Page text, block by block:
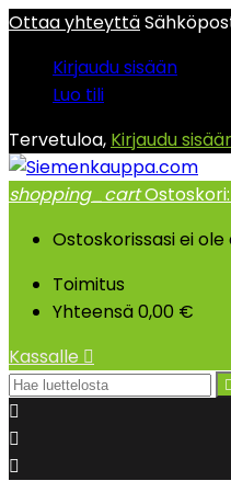
Ottaa yhteyttä
Kirjaudu sisään
Luo tili
Tervetuloa, Kirjaudu
shopping_cartOstoskori:
Ostoskorissasi ei
Toimitus
Yhteensä0,00 €
Kassalle 



